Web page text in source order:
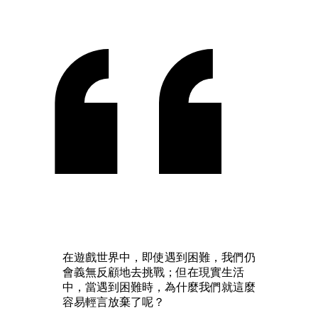
在遊戲世界中，即使遇到困難，我們仍
會義無反顧地去挑戰；但在現實生活
中，當遇到困難時，為什麼我們就這麼
容易輕言放棄了呢？